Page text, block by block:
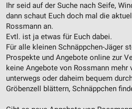
Ihr seid auf der Suche nach Seife,
dann schaut Euch doch mal die
Rossmann an.
Evtl. ist ja etwas für Euch dabei.
Für alle kleinen Schnäppchen-Jäger
Prospekte und Angebote online zur
keine Angebote von Rossmann mehr
unterwegs oder daheim bequem
Gröbenzell blättern, Schnäppchen